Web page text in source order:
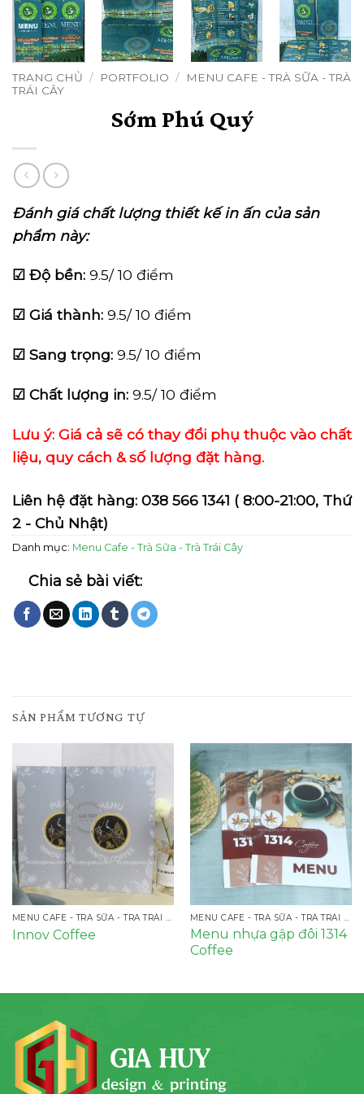
TRANG CHỦ / PORTFOLIO /
MENU CAFE - TRÀ SỮA - TRÀ
TRÁI CÂY
Sớm Phú Quý
Đánh giá chất lượng thiết kế in ấn của sản
phẩm này:
☑ Độ bền: 9.5/ 10 điểm
☑ Giá thành: 9.5/ 10 điểm
☑ Sang trọng: 9.5/ 10 điểm
☑ Chất lượng in: 9.5/ 10 điểm
Lưu ý: Giá cả sẽ có thay đổi phụ thuộc vào chất
liệu, quy cách & số lượng đặt hàng.
Liên hệ đặt hàng: 038 566 1341 ( 8:00-21:00, Thứ
2 - Chủ Nhật)
Danh mục: Menu Cafe - Trà Sữa - Trà Trái Cây
SẢN PHẨM TƯƠNG TỰ
MENU CAFE - TRÀ SỮA - TRÀ TRÁI CÂY
Innov Coffee
MENU CAFE - TRÀ SỮA - TRÀ TRÁI CÂY
Menu nhựa gập đôi 1314
Coffee